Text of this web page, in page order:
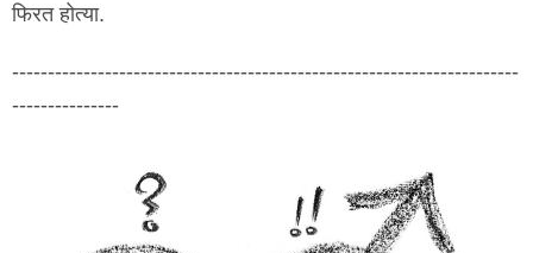
फिरत होत्या.
-----------------------------------------------------------------------
---------------